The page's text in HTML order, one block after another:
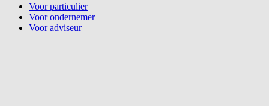
Voor particulier
Voor ondernemer
Voor adviseur